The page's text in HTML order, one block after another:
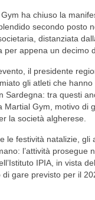
ha chiuso la
secondo posto
distanziata
per appena un decimo
il presidente
gli atleti che
Sardegna: tra questi
Martial Gym, motivo di
la società algherese.
le festività natalizie, gli
l’attività prosegue
IPIA, in vista
gare previsto per il